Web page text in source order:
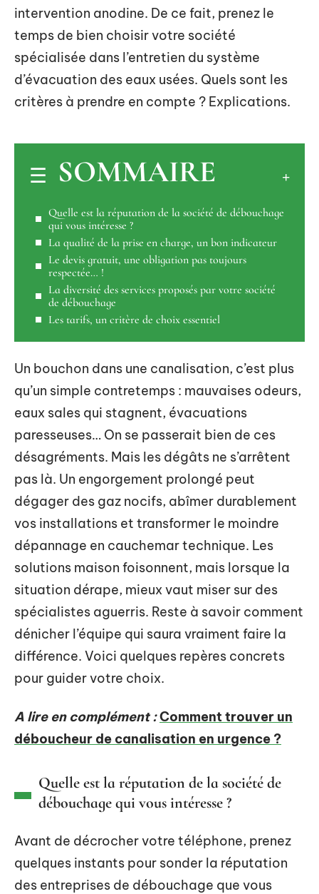
intervention anodine. De ce fait, prenez le
temps de bien choisir votre société
spécialisée dans l’entretien du système
d’évacuation des eaux usées. Quels sont les
critères à prendre en compte ? Explications.
SOMMAIRE
Quelle est la réputation de la société de débouchage
qui vous intéresse ?
La qualité de la prise en charge, un bon indicateur
Le devis gratuit, une obligation pas toujours
respectée… !
La diversité des services proposés par votre société
de débouchage
Les tarifs, un critère de choix essentiel
Un bouchon dans une canalisation, c’est plus
qu’un simple contretemps : mauvaises odeurs,
eaux sales qui stagnent, évacuations
paresseuses… On se passerait bien de ces
désagréments. Mais les dégâts ne s’arrêtent
pas là. Un engorgement prolongé peut
dégager des gaz nocifs, abîmer durablement
vos installations et transformer le moindre
dépannage en cauchemar technique. Les
solutions maison foisonnent, mais lorsque la
situation dérape, mieux vaut miser sur des
spécialistes aguerris. Reste à savoir comment
dénicher l’équipe qui saura vraiment faire la
différence. Voici quelques repères concrets
pour guider votre choix.
A lire en complément :Comment trouver un
déboucheur de canalisation en urgence ?
Quelle est la réputation de la société de
débouchage qui vous intéresse ?
Avant de décrocher votre téléphone, prenez
quelques instants pour sonder la réputation
des entreprises de débouchage que vous